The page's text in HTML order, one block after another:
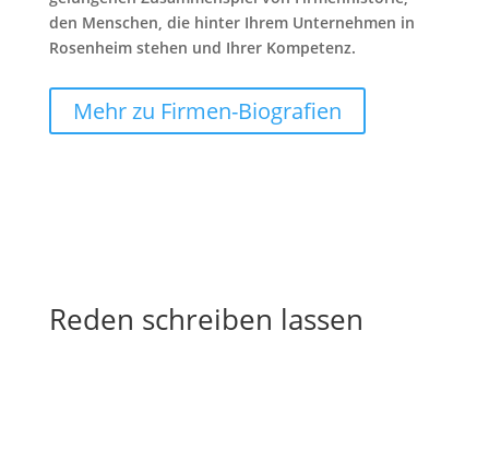
den Menschen, die hinter Ihrem Unternehmen in
Rosenheim stehen und Ihrer Kompetenz.
Mehr zu Firmen-Biografien
Reden schreiben lassen